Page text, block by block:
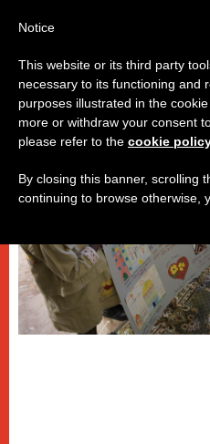
PAPI
Notice
This website or its third party
necessary to its functioning and
purposes illustrated in the
more or withdraw your consent
please refer to the cookie
By closing this banner, scrolling
continuing to browse otherwise,